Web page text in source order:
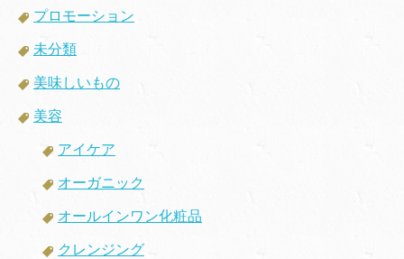
プロモーション
未分類
美味しいもの
美容
アイケア
オーガニック
オールインワン化粧品
クレンジング